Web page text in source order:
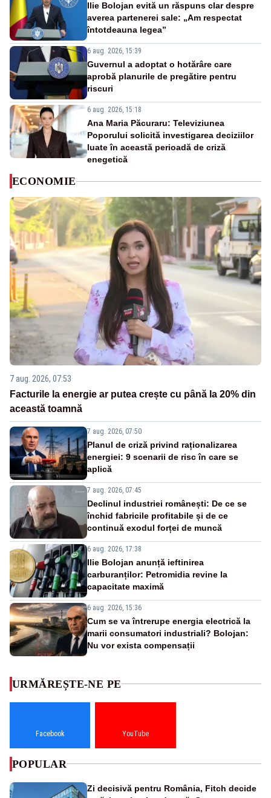
Ilie Bolojan evită un răspuns clar despre
averea partenerei sale: „Am respectat
întotdeauna legea”
6 aug. 2026, 15:39
Guvernul a adoptat o hotărâre care
aprobă planurile de pregătire pentru
riscuri
6 aug. 2026, 15:18
Ana Maria Păcuraru: Televiziunea
Poporului solicită investigarea deciziilor
luate în această perioadă de criză
enegetică
ECONOMIE
7 aug. 2026, 07:53
Facturile la energie ar putea crește cu până la 20% din
această toamnă
7 aug. 2026, 07:50
Planul de criză privind raționalizarea
energiei: 9 scenarii de risc în care se
aplică
7 aug. 2026, 07:45
Declinul industriei românești: De ce se
închid fabricile profitabile și de ce
continuă exodul forței de muncă
6 aug. 2026, 17:38
Ilie Bolojan anunță ieftinirea
carburanților: Petromidia revine la
capacitate maximă
6 aug. 2026, 15:36
Cum se va întrerupe energia electrică la
marii consumatori industriali? Bolojan:
Nu vor exista compensații
URMĂREȘTE-NE PE
Facebook YouTube
POPULAR
Zi decisivă pentru România, Fitch decide